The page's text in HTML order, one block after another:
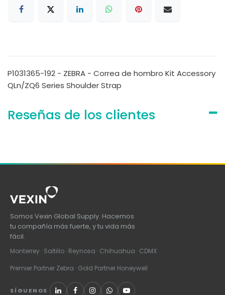
P1031365-192 - ZEBRA - Correa de hombro Kit Accessory
QLn/ZQ6 Series Shoulder Strap
Reseñas de los clientes
Somos Vexin Global Supply. Hacemos
tu compañía más fuerte, y tu vida más
fácil.
Monterrey · Saltillo · Reynosa · Chihuahua · CDMX
Premier Partner Zebra · Gold Partner Honeywell
SÍGUENOS